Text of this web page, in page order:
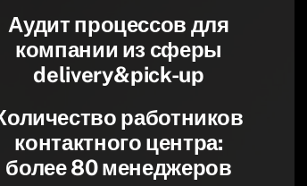
Аудит процессов для
компании из сферы
delivery&pick-up
работников
контактного центра:
более 80 менеджеров